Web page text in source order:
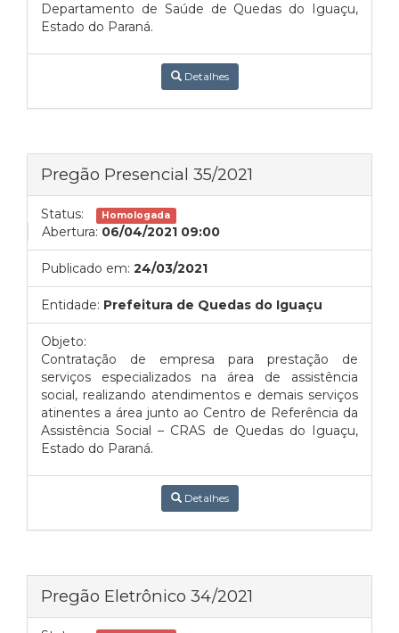
Departamento de Saúde de Quedas do Iguaçu,
Estado do Paraná.
Detalhes
Pregão Presencial 35/2021
Status: Homologada
Abertura: 06/04/2021 09:00
Publicado em: 24/03/2021
Entidade: Prefeitura de Quedas do Iguaçu
Objeto:
Contratação de empresa para prestação de
serviços especializados na área de assistência
social, realizando atendimentos e demais serviços
atinentes a área junto ao Centro de Referência da
Assistência Social – CRAS de Quedas do Iguaçu,
Estado do Paraná.
Detalhes
Pregão Eletrônico 34/2021